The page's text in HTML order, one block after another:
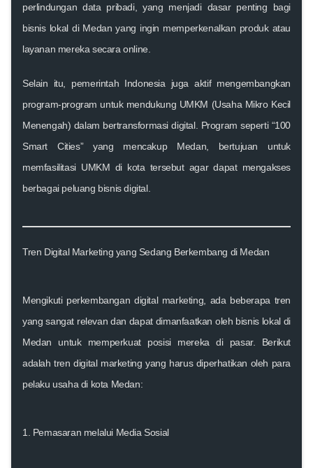
perlindungan data pribadi, yang menjadi dasar penting bagi
bisnis lokal di Medan yang ingin memperkenalkan produk atau
layanan mereka secara online.
Selain itu, pemerintah Indonesia juga aktif mengembangkan
program-program untuk mendukung UMKM (Usaha Mikro Kecil
Menengah) dalam bertransformasi digital. Program seperti “100
Smart Cities” yang mencakup Medan, bertujuan untuk
memfasilitasi UMKM di kota tersebut agar dapat mengakses
berbagai peluang bisnis digital.
Tren Digital Marketing yang Sedang Berkembang di Medan
Mengikuti perkembangan digital marketing, ada beberapa tren
yang sangat relevan dan dapat dimanfaatkan oleh bisnis lokal di
Medan untuk memperkuat posisi mereka di pasar. Berikut
adalah tren digital marketing yang harus diperhatikan oleh para
pelaku usaha di kota Medan:
1. Pemasaran melalui Media Sosial